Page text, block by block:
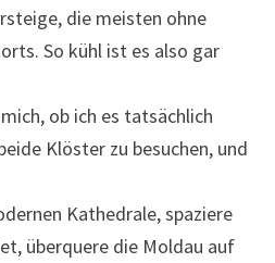
die meisten ohne
So kühl ist es also gar
ob ich es tatsächlich
Klöster zu besuchen, und
Kathedrale, spaziere
überquere die Moldau auf